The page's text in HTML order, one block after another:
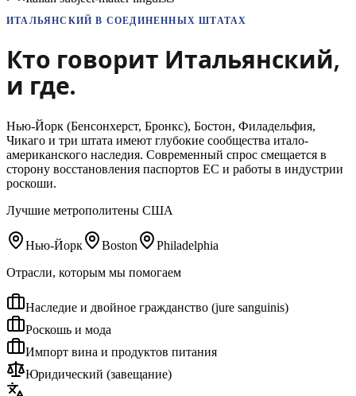
ИТАЛЬЯНСКИЙ В СОЕДИНЕННЫХ ШТАТАХ
Кто говорит Итальянский,
и где.
Нью-Йорк (Бенсонхерст, Бронкс), Бостон, Филадельфия,
Чикаго и три штата имеют глубокие сообщества итало-
американского наследия. Современный спрос смещается в
сторону восстановления паспортов ЕС и работы в индустрии
роскоши.
Лучшие метрополитены США
Нью-Йорк Boston
Philadelphia
Отрасли, которым мы помогаем
Наследие и двойное гражданство (jure sanguinis)
Роскошь и мода
Импорт вина и продуктов питания
Юридический (завещание)